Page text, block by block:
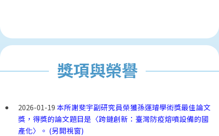
獎項與榮譽
2026-01-19 本所謝斐宇副研究員榮獲孫運璿學術獎最佳論文
獎，得獎的論文題目是〈跨鏈創新：臺灣防疫熔噴設備的國
產化〉。 (另開視窗)